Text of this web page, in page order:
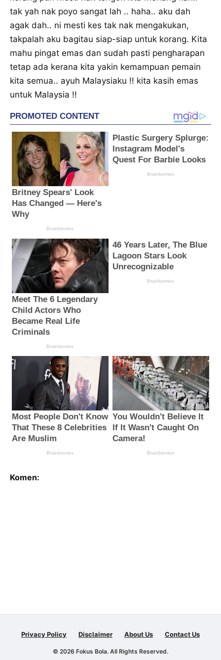
tak yah nak poyo sangat lah .. haha.. aku dah
agak dah.. ni mesti kes tak nak mengakukan,
takpalah aku bagitau siap-siap untuk korang. Kita
mahu pingat emas dan sudah pasti pengharapan
tetap ada kerana kita yakin kemampuan pemain
kita semua.. ayuh Malaysiaku !! kita kasih emas
untuk Malaysia !!
Komen:
Privacy Policy Disclaimer About Us Contact Us
© 2026 Fokus Bola. All Rights Reserved.